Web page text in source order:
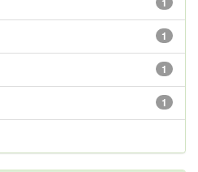
1
1
1